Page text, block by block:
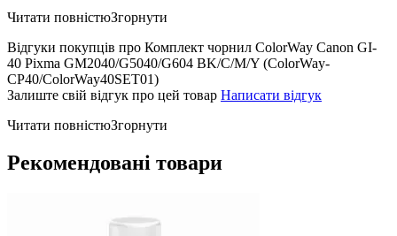
Читати повністюЗгорнути
Відгуки покупців про Комплект чорнил ColorWay Canon GI-
40 Pixma GM2040/G5040/G604 BK/С/M/Y (ColorWay-
CP40/ColorWay40SET01)
Залиште свій відгук про цей товар Написати відгук
Читати повністюЗгорнути
Рекомендовані товари